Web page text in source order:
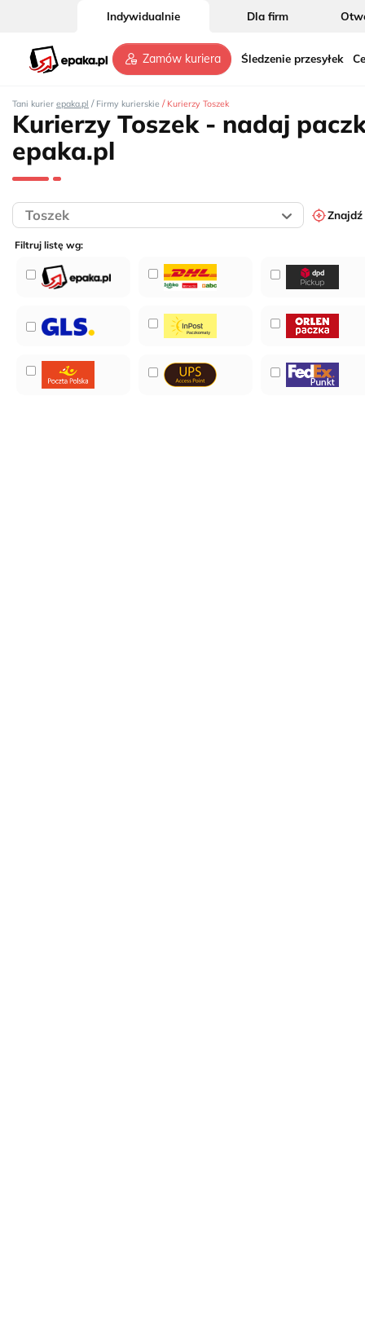
Indywidualnie Dla firm
Zamów kuriera Śledzenie przesyłek
Tani kurier epaka.pl / Firmy kurierskie / Kurierzy Toszek
Kurierzy Toszek - nadaj
epaka.pl
Filtruj listę wg: